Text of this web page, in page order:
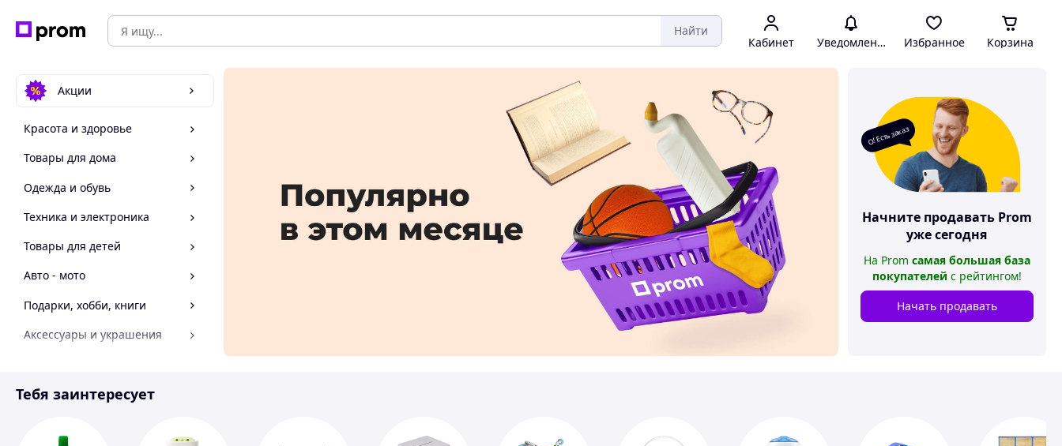
Найти
Кабинет Уведомления Избранное Корзина
Акции
Красота и здоровье
Товары для дома
Одежда и обувь
Техника и электроника
Товары для детей
Авто - мото
Подарки, хобби, книги
Аксессуары и украшения
Спорт и отдых
О! Есть заказ
Начните продавать Prom
уже сегодня
На Prom самая большая база
покупателей с рейтингом!
Начать продавать
Тебя заинтересует